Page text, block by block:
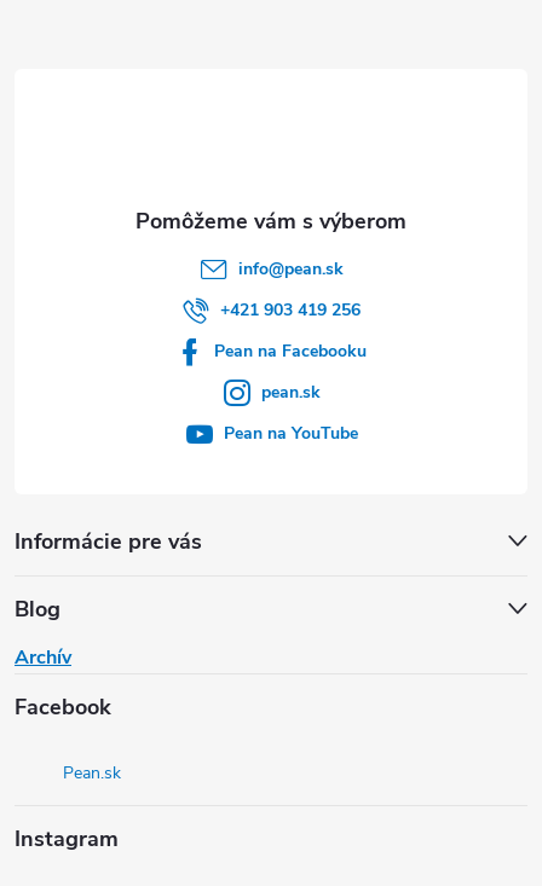
Informácie pre vás
Blog
Archív
Facebook
Pean.sk
info@pean.sk
+421 903 419 256
Pean na Facebooku
pean.sk
Pean na YouTube
Instagram